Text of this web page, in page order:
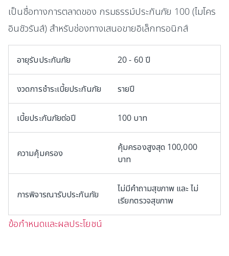
เป็นชื่อทางการตลาดของ กรมธรรม์ประกันภัย 100 (ไมโคร
อินชัวรันส์) สำหรับช่องทางเสนอขายอิเล็กทรอนิกส์
อายุรับประกันภัย 20 - 60 ปี
งวดการชำระเบี้ยประกันภัย รายปี
เบี้ยประกันภัยต่อปี 100 บาท
ความคุ้มครอง
คุ้มครองสูงสุด 100,000
บาท
การพิจารณารับประกันภัย
ไม่มีคำถามสุขภาพ และ ไม่
เรียกตรวจสุขภาพ
ข้อกำหนดและผลประโยชน์